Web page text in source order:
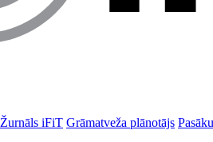
Žurnāls iFiT Grāmatveža plānotājs